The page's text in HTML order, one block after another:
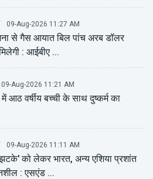
09-Aug-2026 11:27 AM
से गैस आयात बिल पांच अरब डॉलर
: आईबीए ...
09-Aug-2026 11:21 AM
आठ वर्षीय बच्ची के साथ दुष्कर्म का
09-Aug-2026 11:11 AM
को लेकर भारत, अन्य एशिया प्रशांत
: एसएंड ...